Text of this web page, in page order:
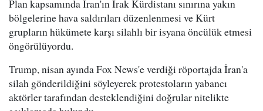
Plan kapsamında İran'ın Irak Kürdistanı sınırına yakın
bölgelerine hava saldırıları düzenlenmesi ve Kürt
grupların hükümete karşı silahlı bir isyana öncülük etmesi
öngörülüyordu.
Trump, nisan ayında Fox News'e verdiği röportajda İran'a
silah gönderildiğini söyleyerek protestoların yabancı
aktörler tarafından desteklendiğini doğrular nitelikte